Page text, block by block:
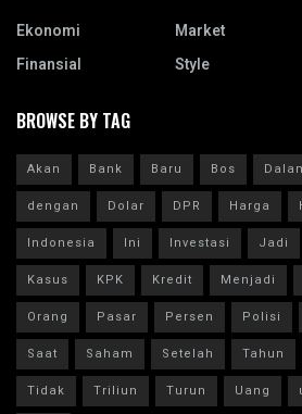
Ekonomi
Finansial
Market
Style
BROWSE BY TAG
Akan Bank Baru Bos
dengan
Dolar DPR Harga
Indonesia
Ini Investasi Jadi
Kasus
KPK Kredit Menjadi
Orang
Pasar Persen Polisi
Saat
Saham Setelah Tahun
Tidak
Triliun Turun Uang